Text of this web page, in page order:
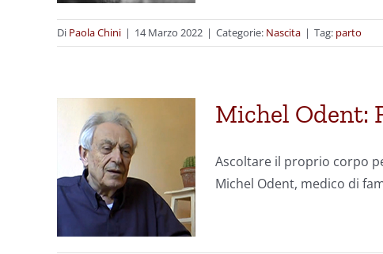
Di Paola Chini | 14 Marzo 2022 | Categorie: Nascita | Tag: parto
Michel Odent:
Ascoltare il proprio corpo
Michel Odent, medico di